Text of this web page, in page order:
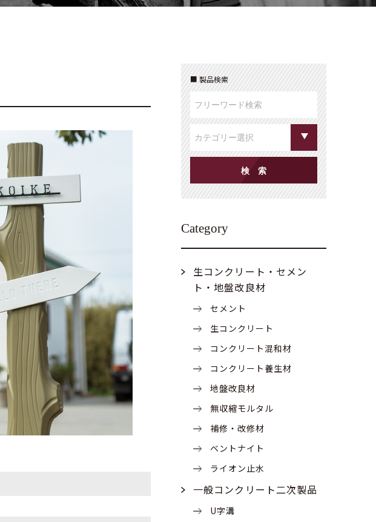
製品検索
Category
生コンクリート・セメン
ト・地盤改良材
セメント
生コンクリート
コンクリート混和材
コンクリート養生材
地盤改良材
無収縮モルタル
補修・改修材
ベントナイト
ライオン止水
一般コンクリート二次製品
U字溝